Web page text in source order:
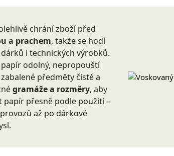
chrání zboží před
a prachem, takže se hodí
i technických výrobků.
odolný, nepropouští
předměty čisté a
gramáže a rozměry, aby
papír přesně podle použití –
až po dárkové